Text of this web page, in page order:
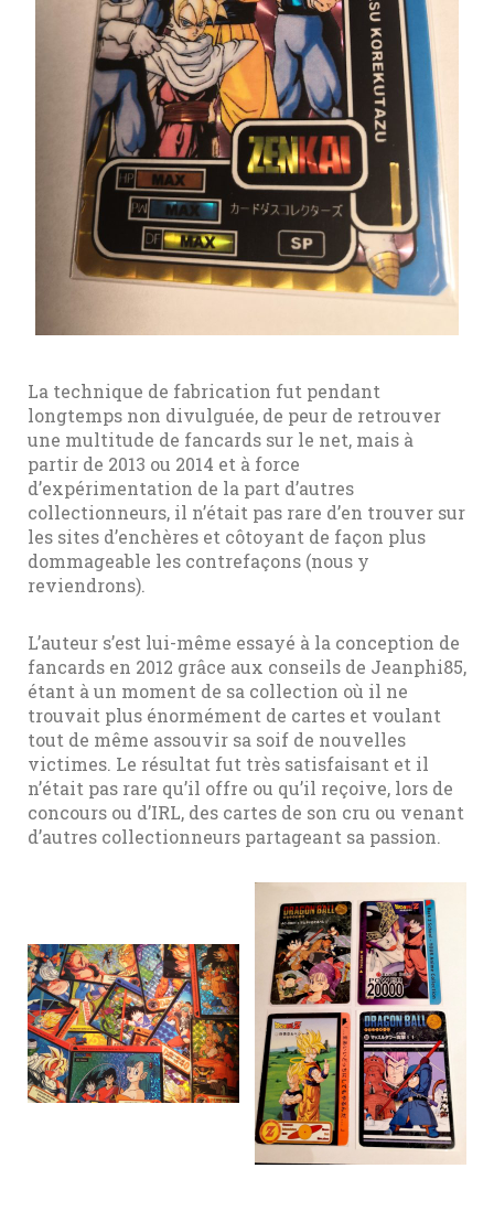
La technique de fabrication fut pendant
longtemps non divulguée, de peur de retrouver
une multitude de fancards sur le net, mais à
partir de 2013 ou 2014 et à force
d’expérimentation de la part d’autres
collectionneurs, il n’était pas rare d’en trouver sur
les sites d’enchères et côtoyant de façon plus
dommageable les contrefaçons (nous y
reviendrons).
L’auteur s’est lui-même essayé à la conception de
fancards en 2012 grâce aux conseils de Jeanphi85,
étant à un moment de sa collection où il ne
trouvait plus énormément de cartes et voulant
tout de même assouvir sa soif de nouvelles
victimes. Le résultat fut très satisfaisant et il
n’était pas rare qu’il offre ou qu’il reçoive, lors de
concours ou d’IRL, des cartes de son cru ou venant
d’autres collectionneurs partageant sa passion.